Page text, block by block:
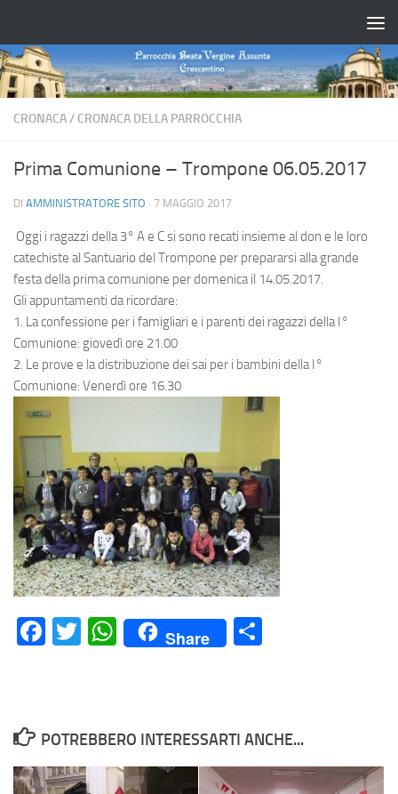
CRONACA/ CRONACA DELLA PARROCCHIA
Prima Comunione – Trompone 06.05.2017
DI AMMINISTRATORE SITO · 7 MAGGIO 2017
Oggi i ragazzi della 3° A e C si sono recati insieme al don e le loro
catechiste al Santuario del Trompone per prepararsi alla grande
festa della prima comunione per domenica il 14.05.2017.
Gli appuntamenti da ricordare:
1. La confessione per i famigliari e i parenti dei ragazzi della I°
Comunione: giovedì ore 21.00
2. Le prove e la distribuzione dei sai per i bambini della I°
Comunione: Venerdì ore 16.30
Facebook
Twitter
WhatsApp
Share
POTREBBERO INTERESSARTI ANCHE...